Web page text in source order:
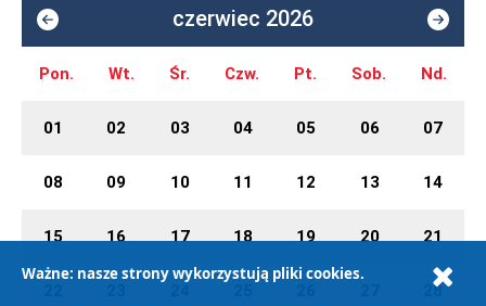
czerwiec 2026
Pon. Wt. Śr. Czw. Pt. Sob. Nd.
01 02 03 04 05 06 07
08 09 10 11 12 13 14
15 16 17 18 19 20 21
28
Ważne: nasze strony wykorzystują pliki cookies.